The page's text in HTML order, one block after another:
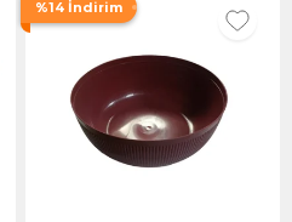
%14 İndirim